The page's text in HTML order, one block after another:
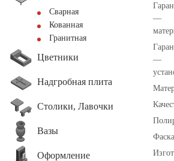
Сварная
Кованная
Гранитная
Цветники
Надгробная плита
Столики, Лавочки
Вазы
Оформление
—
—
Фаска